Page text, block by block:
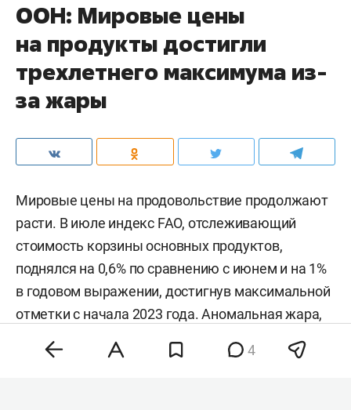
ООН: Мировые цены
на продукты достигли
трехлетнего максимума из-
за жары
Мировые цены на продовольствие продолжают
расти. В июле индекс FAO, отслеживающий
стоимость корзины основных продуктов,
поднялся на 0,6% по сравнению с июнем и на 1%
в годовом выражении, достигнув максимальной
отметки с начала 2023 года. Аномальная жара,
нестабильность на энергетических рынках и
геополитическая напряженность разогнали
4